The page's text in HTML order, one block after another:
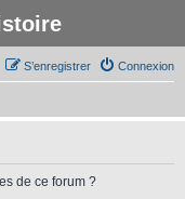
Connexion
S’enregistrer
de ce forum ?